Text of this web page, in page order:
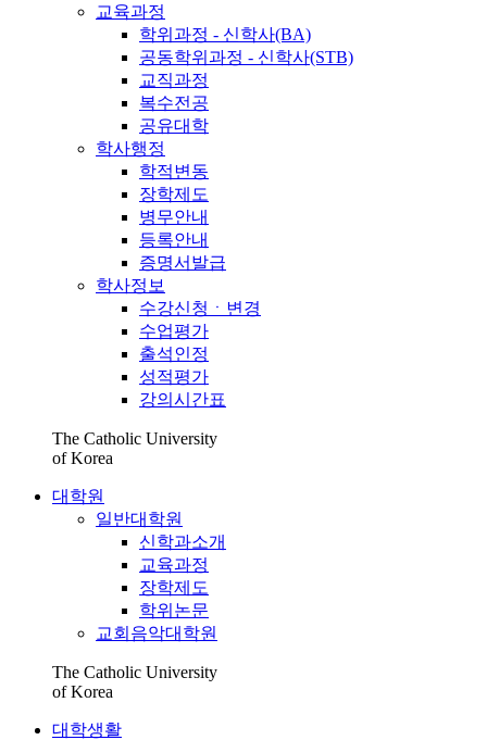
교육과정
학위과정 - 신학사(BA)
공동학위과정 - 신학사(STB)
교직과정
복수전공
공유대학
학사행정
학적변동
장학제도
병무안내
등록안내
증명서발급
학사정보
수강신청ㆍ변경
수업평가
출석인정
성적평가
강의시간표
The Catholic University
of Korea
대학원
일반대학원
신학과소개
교육과정
장학제도
학위논문
교회음악대학원
The Catholic University
of Korea
대학생활